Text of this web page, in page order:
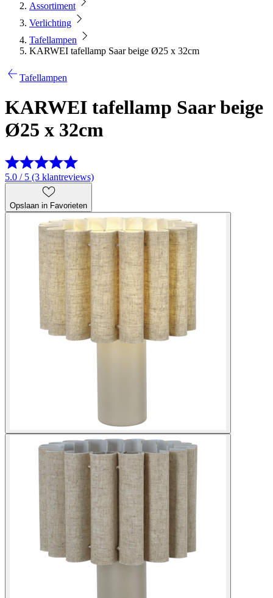
Assortiment
Verlichting
Tafellampen
KARWEI tafellamp Saar beige Ø25 x 32cm
Tafellampen
KARWEI tafellamp Saar beige
Ø25 x 32cm
5.0 / 5 (3 klantreviews)
Opslaan in Favorieten